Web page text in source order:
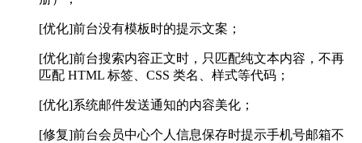
[优化]前台没有模板时的提示文案；
[优化]前台搜索内容正文时，只匹配纯文本内容，不再
匹配 HTML 标签、CSS 类名、样式等代码；
[优化]系统邮件发送通知的内容美化；
[修复]前台会员中心个人信息保存时提示手机号邮箱不